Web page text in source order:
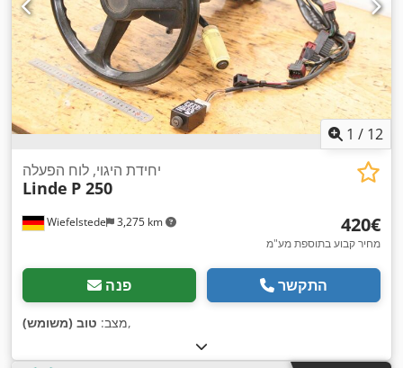
1 / 12
Wiefelstede 3,275 km
יחידת היגוי, לוח הפעלה
Linde P 250
‏420 ‏€
מחיר קבוע בתוספת מע"מ
פנה התקשר
מצב: טוב (משומש) ,